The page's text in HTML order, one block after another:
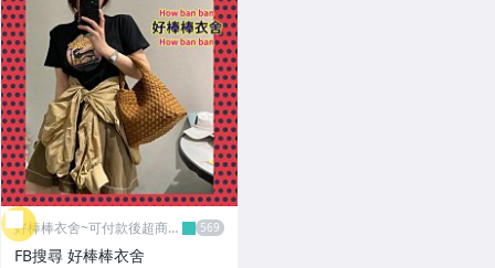
好棒棒衣舍~可付款後超商取
貨
FB搜尋 好棒棒衣舍